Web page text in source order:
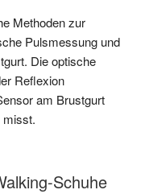
Methoden zur
Pulsmessung und
Die optische
Reflexion
am Brustgurt
misst.
Schuhe